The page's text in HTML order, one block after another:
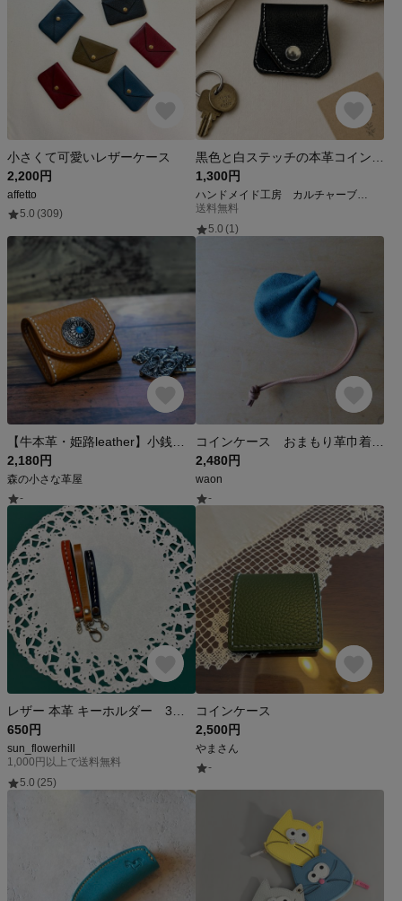
小さくて可愛いレザーケース
2,200円
affetto
5.0 (309)
1,300円
送料無料
5.0 (1)
2,180円
森の小さな革屋
-
2,480円
waon
-
650円
sun_flowerhill
1,000円以上で送料無料
5.0 (25)
コインケース
2,500円
やまさん
-